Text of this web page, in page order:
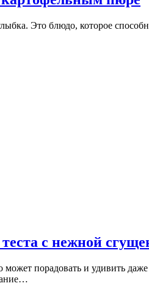
Это блюдо, которое
с нежной
может порадовать и удивить